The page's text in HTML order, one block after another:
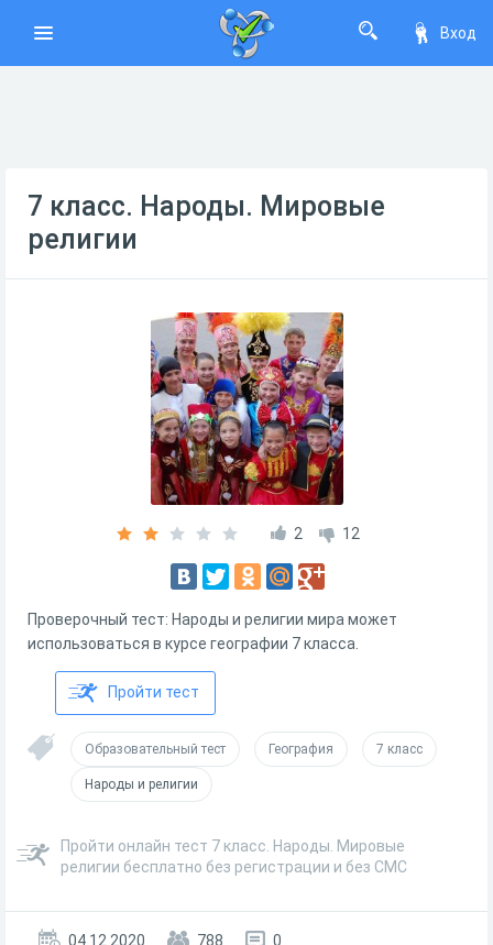
Вход
7 класс. Народы. Мировые
религии
2 12
Проверочный тест: Народы и религии мира может
использоваться в курсе географии 7 класса.
Пройти тест
Образовательный тест География 7 класс
Народы и религии
Пройти онлайн тест 7 класс. Народы. Мировые
религии бесплатно без регистрации и без СМС
04.12.2020 788 0